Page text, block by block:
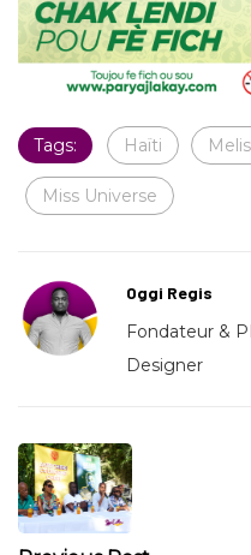
Tags: Haïti
Miss Universe
Oggi Regis
Fondateur &
Designer